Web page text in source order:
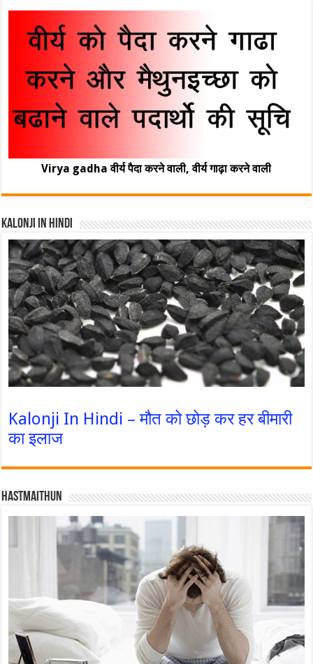
Virya gadha वीर्य पैदा करने वाली, वीर्य गाढ़ा करने वाली
Kalonji In Hindi
Kalonji In Hindi – मौत को छोड़ कर हर बीमारी
का इलाज
Hastmaithun